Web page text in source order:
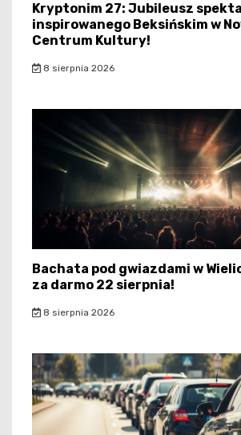
Kryptonim 27: Jubileusz
inspirowanego Beksińskim w
Centrum Kultury!
8 sierpnia 2026
Bachata pod gwiazdami w
za darmo 22 sierpnia!
8 sierpnia 2026